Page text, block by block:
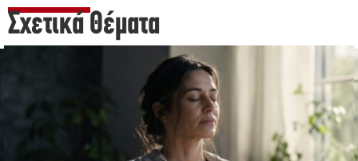
Σχετικά Θέματα